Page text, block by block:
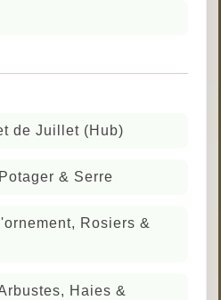
de Juillet (Hub)
& Serre
Rosiers &
Haies &